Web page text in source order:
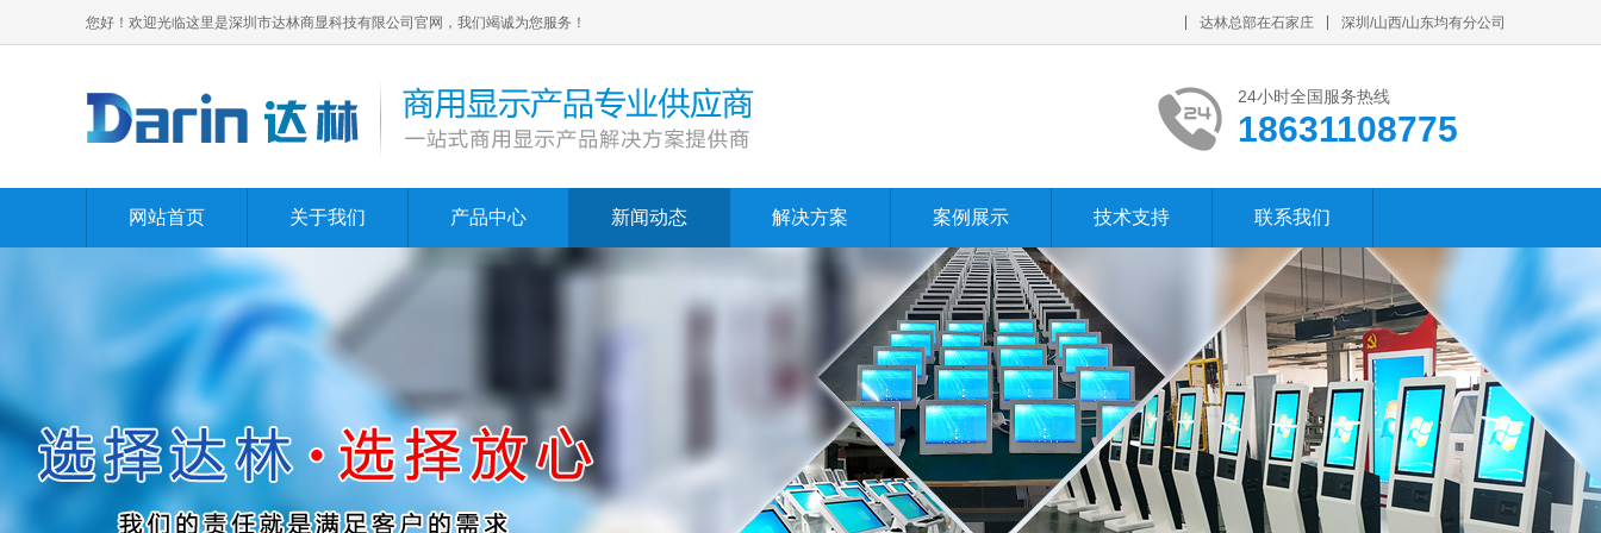
您好！欢迎光临这里是深圳市达林商显科技有限公司官网，我们竭诚为您服务！ 达林总部在石家庄 深圳/山西/山东均有分公司
24小时全国服务热线
18631108775
网站首页 关于我们 产品中心 新闻动态 解决方案 案例展示 技术支持 联系我们